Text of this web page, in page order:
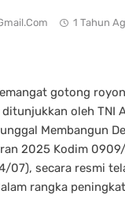
1 Tahun
gotong
oleh TNI
Membangun
2025 Kodim
07), secara resmi
rangka